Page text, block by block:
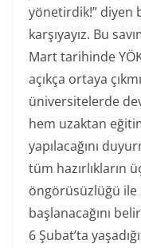
yönetirdik!” diyen
karşıyayız. Bu
Mart tarihinde
açıkça ortaya
üniversitelerde
hem uzaktan
yapılacağını
tüm hazırlıkların
öngörüsüzlüğü
başlanacağını
6 Şubat’ta